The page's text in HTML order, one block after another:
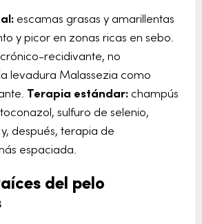
escamas grasas y amarillentas
y picor en zonas ricas en sebo.
crónico-recidivante, no
levadura Malassezia como
Terapia estándar:champús
sulfuro de selenio,
después, terapia de
espaciada.
del pelo